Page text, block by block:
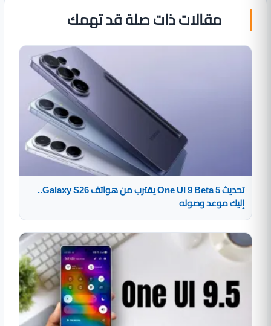
مقالات ذات صلة قد تهمك
تحديث One UI 9 Beta 5 يقترب من هواتف Galaxy S26..
إليك موعد وصوله